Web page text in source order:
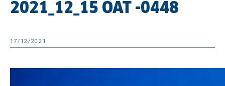
2021_12_15 OAT -0448
17/12/2021